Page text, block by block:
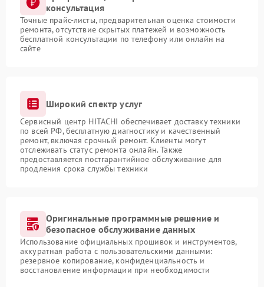
консультация
Точные прайс-листы, предварительная оценка стоимости
ремонта, отсутствие скрытых платежей и возможность
бесплатной консультации по телефону или онлайн на
сайте
Широкий спектр услуг
Сервисный центр HITACHI обеспечивает доставку техники
по всей РФ, бесплатную диагностику и качественный
ремонт, включая срочный ремонт. Клиенты могут
отслеживать статус ремонта онлайн. Также
предоставляется постгарантийное обслуживание для
продления срока службы техники
Оригинальные программные решение и
безопасное обслуживание данных
Использование официальных прошивок и инструментов,
аккуратная работа с пользовательскими данными:
резервное копирование, конфиденциальность и
восстановление информации при необходимости